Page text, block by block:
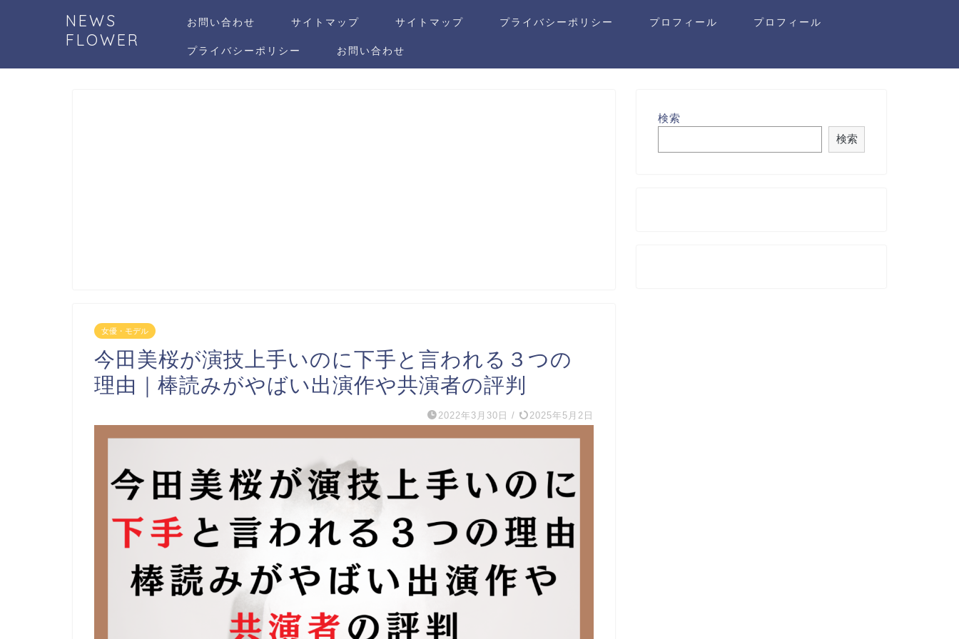
NEWS
FLOWER
お問い合わせ サイトマップ サイトマップ プライバシーポリシー プロフィール プロフィール
プライバシーポリシー お問い合わせ
女優・モデル
今田美桜が演技上手いのに下手と言われる３つの
理由｜棒読みがやばい出演作や共演者の評判
2022年3月30日 / 2025年5月2日
検索
検索